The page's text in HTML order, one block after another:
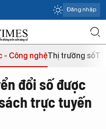
Đăng nhập
- Công nghệThị trường số
đổi số được
trực tuyến